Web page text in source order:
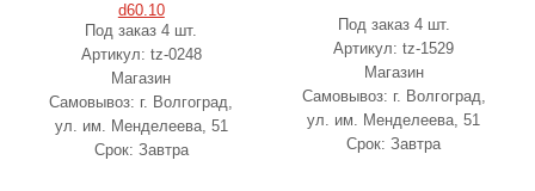
d60.10
Под заказ 4 шт.
Артикул: tz-0248
Магазин
Самовывоз: г. Волгоград,
ул. им. Менделеева, 51
Срок: Завтра
Под заказ 4 шт.
Артикул: tz-1529
Магазин
Самовывоз: г. Волгоград,
ул. им. Менделеева, 51
Срок: Завтра